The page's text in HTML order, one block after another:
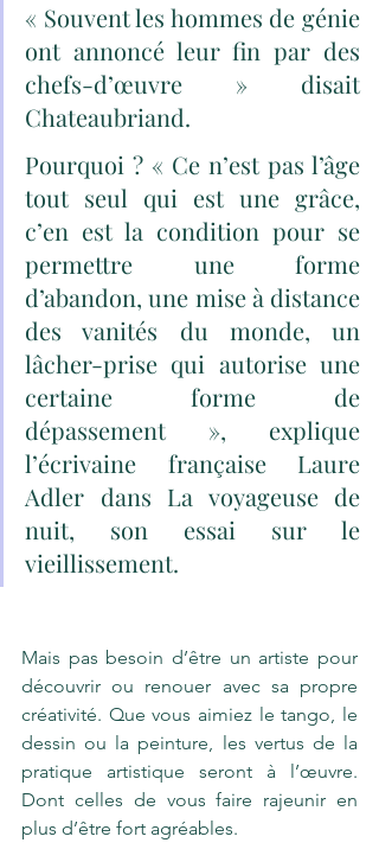
« Souvent les hommes de génie
ont annoncé leur fin par des
chefs-d’œuvre » disait
Chateaubriand.
Pourquoi ? « Ce n’est pas l’âge
tout seul qui est une grâce,
c’en est la condition pour se
permettre une forme
d’abandon, une mise à distance
des vanités du monde, un
lâcher-prise qui autorise une
certaine forme de
dépassement », explique
l’écrivaine française Laure
Adler dans La voyageuse de
nuit, son essai sur le
vieillissement.
Mais pas besoin d’être un artiste pour
découvrir ou renouer avec sa propre
créativité. Que vous aimiez le tango, le
dessin ou la peinture, les vertus de la
pratique artistique seront à l’œuvre.
Dont celles de vous faire rajeunir en
plus d’être fort agréables.